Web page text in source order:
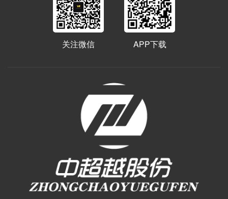
关注微信 APP下载